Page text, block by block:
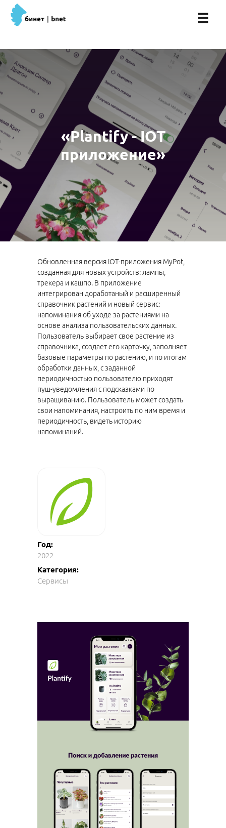
«Plantify - IOT
приложение»
Обновленная версия IOT-приложения MyPot,
созданная для новых устройств: лампы,
трекера и кашпо. В приложение
интегрирован доработаный и расширенный
справочник растений и новый сервис:
напоминания об уходе за растениями на
основе анализа пользовательских данных.
Пользователь выбирает свое растение из
справочника, создает его карточку, заполняет
базовые параметры по растению, и по итогам
обработки данных, с заданной
периодичностью пользователю приходят
пуш-уведомления с подсказками по
выращиванию. Пользователь может создать
свои напоминания, настроить по ним время и
периодичность, видеть историю
напоминаний.
Год:
2022
Категория:
Сервисы